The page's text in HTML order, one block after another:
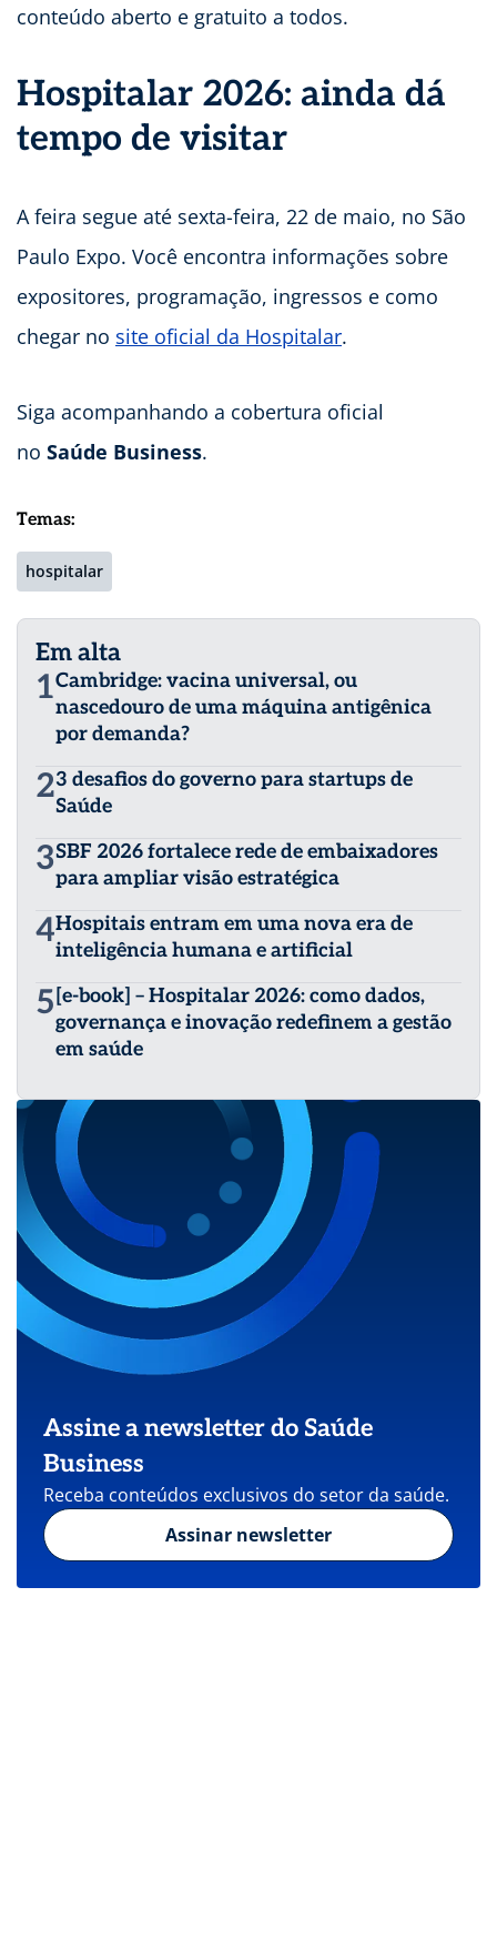
conteúdo aberto e gratuito a todos.
Hospitalar 2026: ainda dá
tempo de visitar
A feira segue até sexta-feira, 22 de maio, no São
Paulo Expo. Você encontra informações sobre
expositores, programação, ingressos e como
chegar no site oficial da Hospitalar.
Siga acompanhando a cobertura oficial
no Saúde Business.
Temas:
hospitalar
Em alta
1Cambridge: vacina universal, ou
nascedouro de uma máquina antigênica
por demanda?
23 desafios do governo para startups de
Saúde
3SBF 2026 fortalece rede de embaixadores
para ampliar visão estratégica
4Hospitais entram em uma nova era de
inteligência humana e artificial
5 [e-book] – Hospitalar 2026: como dados,
governança e inovação redefinem a gestão
em saúde
Assine a newsletter do Saúde
Business
Receba conteúdos exclusivos do setor da saúde.
Assinar newsletter